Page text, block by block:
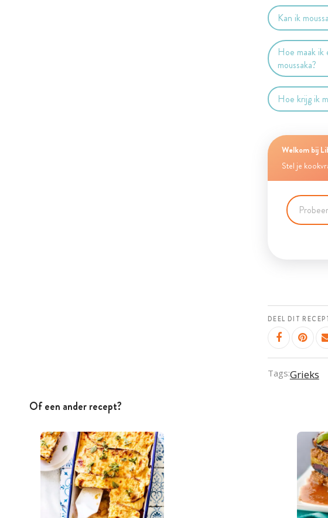
Kan ik
Hoe maak ik
moussaka?
Hoe krijg ik
Welkom bij
Stel je
DEEL DIT
Tags:Grieks
Of een ander recept?